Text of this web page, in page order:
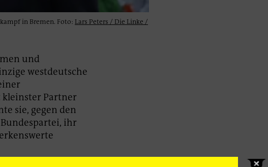
in Bremen. Foto: Lars Peters / Die Linke /
und
westdeutsche
kleinster Partner
sie, gegen den
ihr